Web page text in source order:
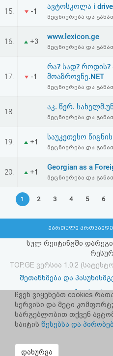
15. -1
ავტოსკოლა i
მეცნიერება და
16. +3
www.lexicon.ge
მეცნიერება და
17. -1
რა? სად? როდის?
მოაზროვნე.NET
მეცნიერება და
18.
აკ. წერ.
მეცნიერება და
19. +1
საუკეთესო
მეცნიერება და
20. +1
Georgian as a
მეცნიერება და
1 2 3 4 5 6
ქართული
სულ რეიტინგში
TOP.GE ვერსია 1.0.2
შეთანხმება და
იხილეთ TOP.GE - ის
TOP.GE-ს სერვერების
ჩვენ ვიყენებთ cookies
სერვისი და მეტი
სარგებლობით თქვენ
საიტის წესებსა და
დახურვა